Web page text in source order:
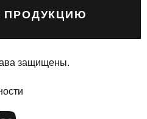
ПРОДУКЦИЮ
защищены.